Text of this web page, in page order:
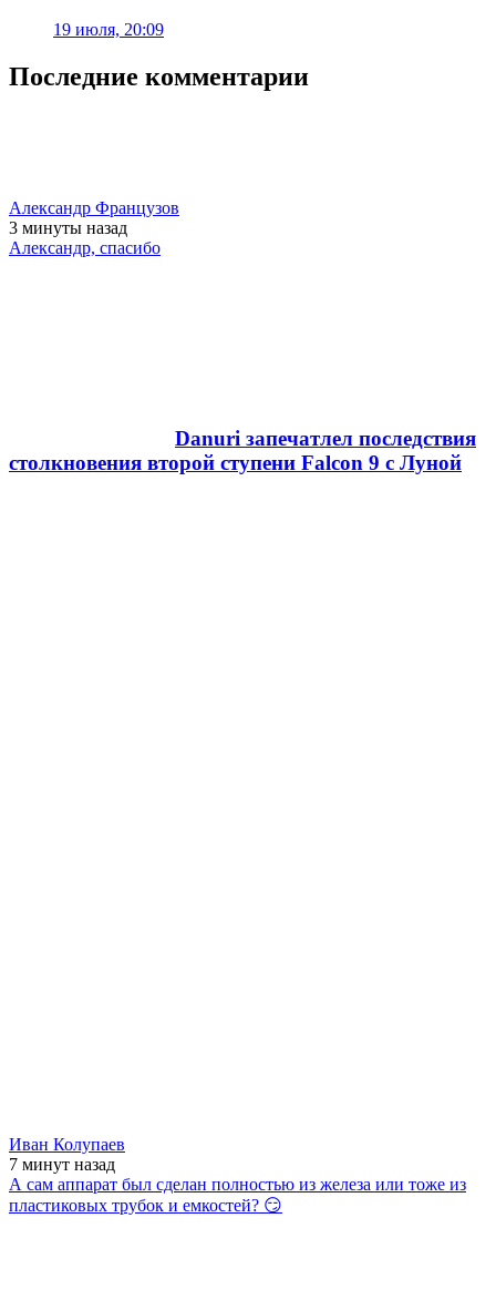
19 июля, 20:09
Последние комментарии
Александр Французов
3 минуты назад
Александр, спасибо
Danuri запечатлел последствия
столкновения второй ступени Falcon 9 с Луной
Иван Колупаев
7 минут назад
А сам аппарат был сделан полностью из железа или тоже из
пластиковых трубок и емкостей? 😏